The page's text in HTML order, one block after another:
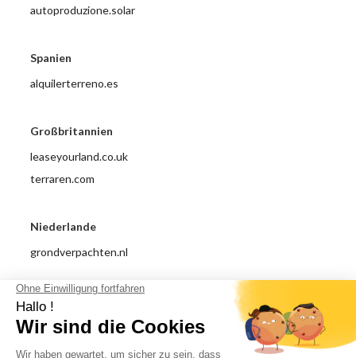
autoproduzione.solar
Spanien
alquilerterreno.es
Großbritannien
leaseyourland.co.uk
terraren.com
Niederlande
grondverpachten.nl
Impressum
Datenschutzrichtlinie